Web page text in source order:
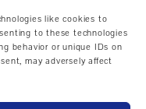
like cookies to
to these technologies
behavior or unique IDs on
may adversely affect